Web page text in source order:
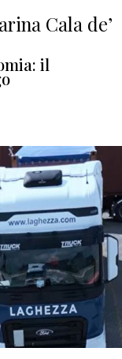
Cala de’
il